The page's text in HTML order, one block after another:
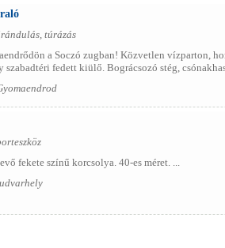
túrázás
a Soczó zugban! Közvetlen vízparton,
fedett kiülő. Bográcsozó stég,
fekete színű korcsolya. 40-es méret. ...